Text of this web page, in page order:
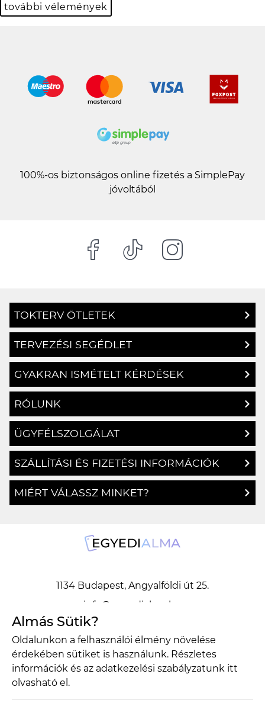
további vélemények
100%-os biztonságos online fizetés a SimplePay
jóvoltából
TOKTERV ÖTLETEK
TERVEZÉSI SEGÉDLET
GYAKRAN ISMÉTELT KÉRDÉSEK
RÓLUNK
ÜGYFÉLSZOLGÁLAT
SZÁLLÍTÁSI ÉS FIZETÉSI INFORMÁCIÓK
MIÉRT VÁLASSZ MINKET?
1134 Budapest, Angyalföldi út 25.
info@egyedialma.hu
1134 Budapest, Angyalföldi út 25.
info@egyedialma.hu
Almás Sütik?
Oldalunkon a felhasználói élmény növelése
érdekében sütiket is használunk. Részletes
információk és az adatkezelési szabályzatunk itt
olvasható el.